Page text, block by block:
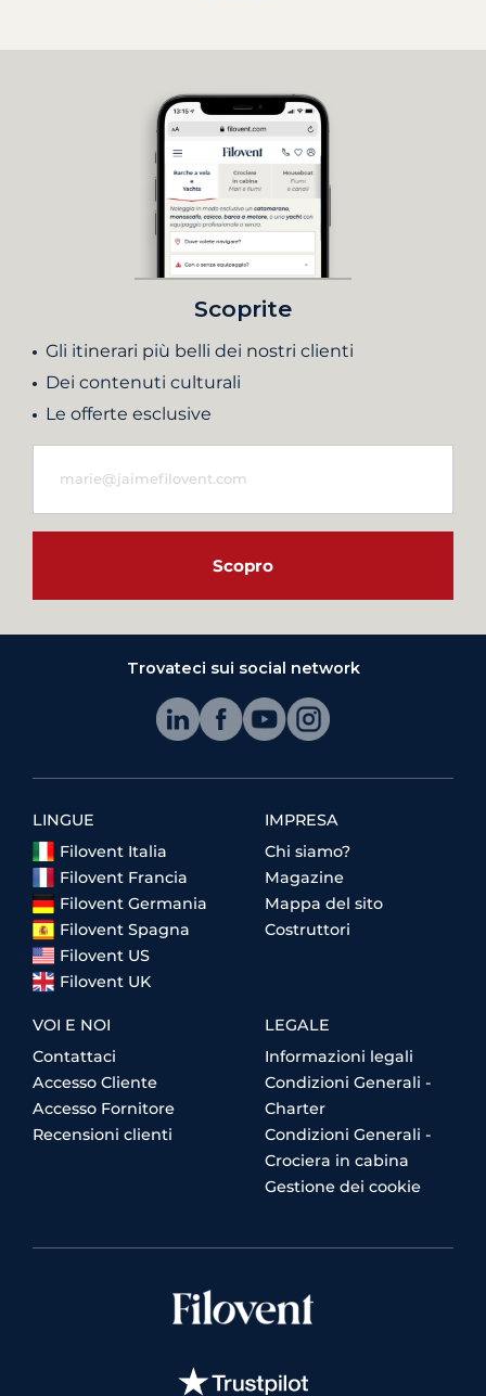
Scoprite
Gli itinerari più belli dei nostri clienti
Dei contenuti culturali
Le offerte esclusive
Scopro
Trovateci sui social network
LINGUE
Filovent Italia
Filovent Francia
Filovent Germania
Filovent Spagna
Filovent US
Filovent UK
IMPRESA
Chi siamo?
Magazine
Mappa del sito
Costruttori
VOI E NOI
Contattaci
Accesso Cliente
Accesso Fornitore
Recensioni clienti
LEGALE
Informazioni legali
Condizioni Generali -
Charter
Condizioni Generali -
Crociera in cabina
Gestione dei cookie